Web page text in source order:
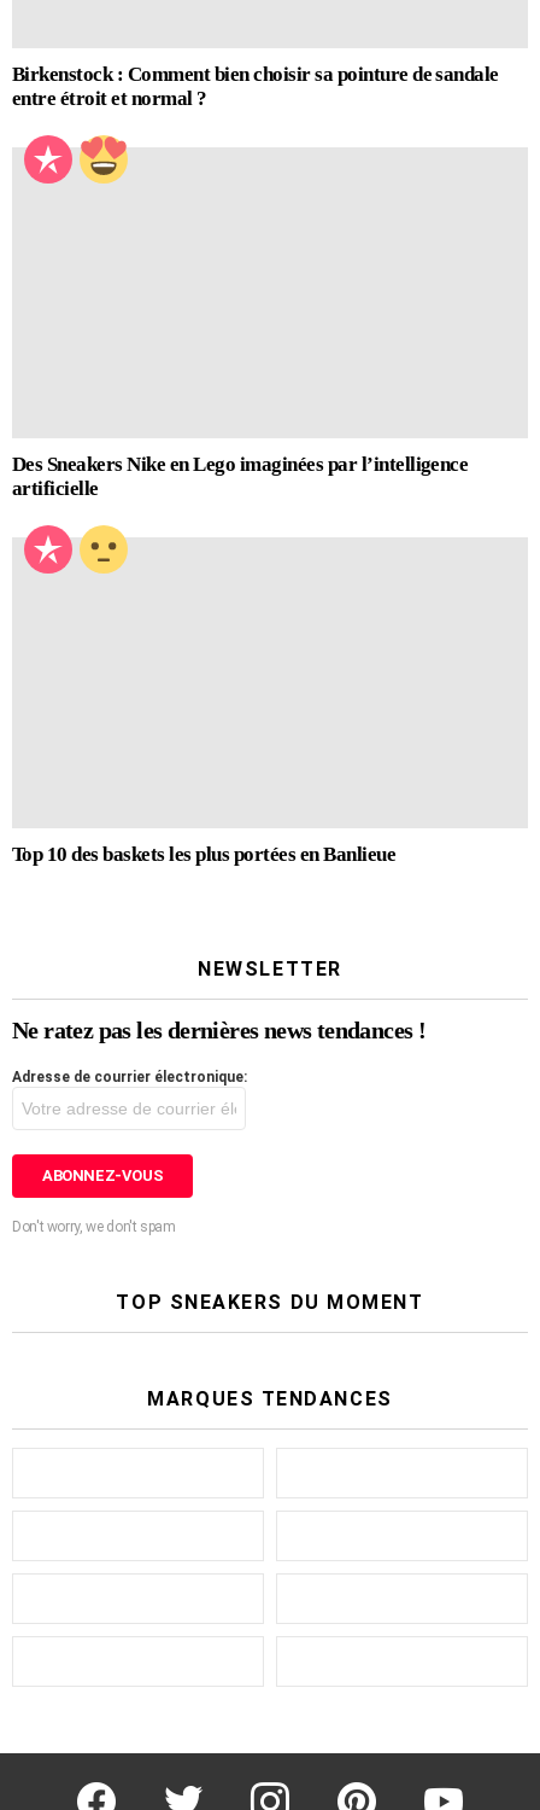
Birkenstock : Comment bien choisir sa pointure de sandale
entre étroit et normal ?
Des Sneakers Nike en Lego imaginées par l’intelligence
artificielle
Top 10 des baskets les plus portées en Banlieue
NEWSLETTER
Ne ratez pas les dernières news tendances !
Adresse de courrier électronique:
Don't worry, we don't spam
TOP SNEAKERS DU MOMENT
MARQUES TENDANCES
facebook twitter instagram pinterest youtube